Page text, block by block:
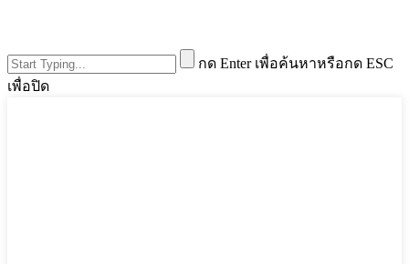
กด Enter เพื่อค้นหาหรือกด ESC
เพื่อปิด